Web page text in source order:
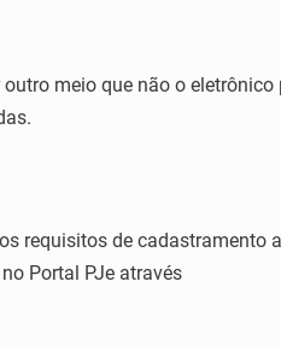
meio que não o
requisitos de cadastramento
Portal PJe através